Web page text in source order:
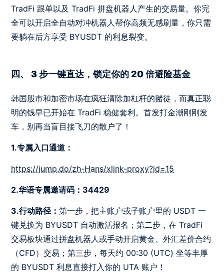
TradFi 跟单以及 TradFi 拼盘机器人产生的交易量。你完
全可以开启全自动对冲机器人帮你高频无感刷量，你只需
要躺在后方享受 BYUSDT 的利息裂变。
四、 3 步一键直达，锁定你的 20 倍避险基金
韩国股市和加密市场在疯狂清除加杠杆的赌徒，而真正聪
明的钱早已开始在 TradFi 稳健套利。首发打金潮刚刚发
车，别再当盲目接飞刀的散户了！
1.专属入口通道：
https://jump.do/zh-Hans/xlink-proxy?id=15
2.华语专属邀请码：34429
3.行动路径：第一步，把主账户或子账户里的 USDT 一
键兑换为 BYUSDT 自动激活报名；第二步，在 TradFi
交易板块通过拼盘机器人或手动开启黄金、外汇差价合约
（CFD）交易；第三步，每天约 00:30 (UTC) 坐等丰厚
的 BYUSDT 利息直接打入你的 UTA 账户！